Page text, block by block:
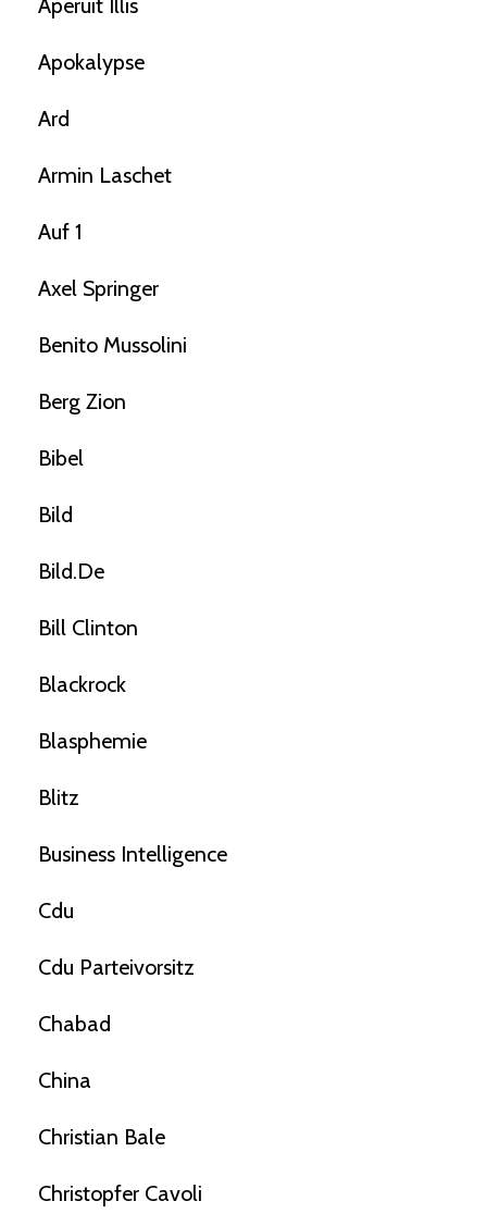
Apokalypse
Ard
Armin Laschet
Auf 1
Axel Springer
Benito Mussolini
Berg Zion
Bibel
Bild
Bild.de
Bill Clinton
Blackrock
Blasphemie
Blitz
Business Intelligence
Cdu
Cdu Parteivorsitz
Chabad
China
Christian Bale
Christopfer Cavoli